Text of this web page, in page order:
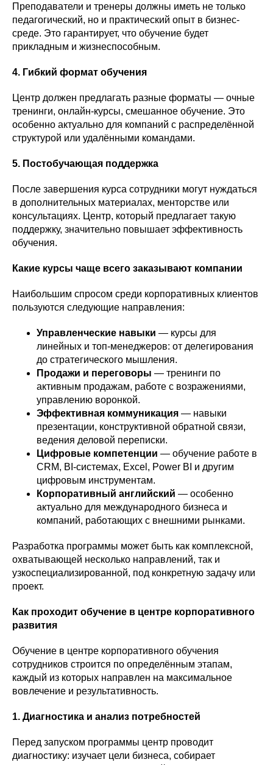
Преподаватели и тренеры должны иметь не только
педагогический, но и практический опыт в бизнес-
среде. Это гарантирует, что обучение будет
прикладным и жизнеспособным.
4. Гибкий формат обучения
Центр должен предлагать разные форматы — очные
тренинги, онлайн-курсы, смешанное обучение. Это
особенно актуально для компаний с распределённой
структурой или удалёнными командами.
5. Постобучающая поддержка
После завершения курса сотрудники могут нуждаться
в дополнительных материалах, менторстве или
консультациях. Центр, который предлагает такую
поддержку, значительно повышает эффективность
обучения.
Какие курсы чаще всего заказывают компании
Наибольшим спросом среди корпоративных клиентов
пользуются следующие направления:
Управленческие навыки — курсы для
линейных и топ-менеджеров: от делегирования
до стратегического мышления.
Продажи и переговоры — тренинги по
активным продажам, работе с возражениями,
управлению воронкой.
Эффективная коммуникация — навыки
презентации, конструктивной обратной связи,
ведения деловой переписки.
Цифровые компетенции — обучение работе в
CRM, BI-системах, Excel, Power BI и другим
цифровым инструментам.
Корпоративный английский — особенно
актуально для международного бизнеса и
компаний, работающих с внешними рынками.
Разработка программы может быть как комплексной,
охватывающей несколько направлений, так и
узкоспециализированной, под конкретную задачу или
проект.
Как проходит обучение в центре корпоративного
развития
Обучение в центре корпоративного обучения
сотрудников строится по определённым этапам,
каждый из которых направлен на максимальное
вовлечение и результативность.
1. Диагностика и анализ потребностей
Перед запуском программы центр проводит
диагностику: изучает цели бизнеса, собирает